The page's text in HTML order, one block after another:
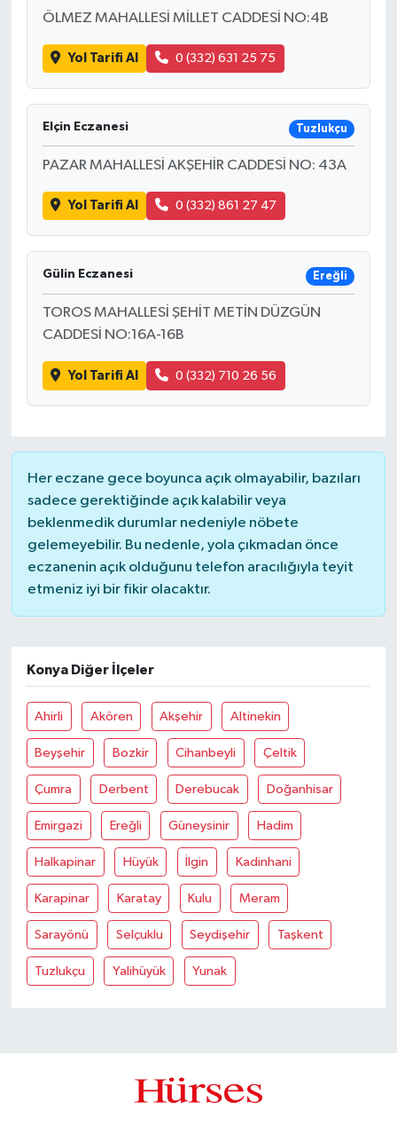
ÖLMEZ MAHALLESİ MİLLET CADDESİ NO:4B
Yol Tarifi Al 0 (332) 631 25 75
Elçin Eczanesi Tuzlukçu
PAZAR MAHALLESİ AKŞEHİR CADDESİ NO: 43A
Yol Tarifi Al 0 (332) 861 27 47
Gülin Eczanesi Ereğli
TOROS MAHALLESİ ŞEHİT METİN DÜZGÜN
CADDESİ NO:16A-16B
Yol Tarifi Al 0 (332) 710 26 56
Her eczane gece boyunca açık olmayabilir, bazıları
sadece gerektiğinde açık kalabilir veya
beklenmedik durumlar nedeniyle nöbete
gelemeyebilir. Bu nedenle, yola çıkmadan önce
eczanenin açık olduğunu telefon aracılığıyla teyit
etmeniz iyi bir fikir olacaktır.
Konya Diğer İlçeler
Ahirli Akören Akşehir Altinekin
Beyşehir Bozkir Cihanbeyli Çeltik
Çumra Derbent Derebucak Doğanhisar
Emirgazi Ereğli Güneysinir Hadim
Halkapinar Hüyük İlgin Kadinhani
Karapinar Karatay Kulu Meram
Sarayönü Selçuklu Seydişehir Taşkent
Tuzlukçu Yalihüyük Yunak